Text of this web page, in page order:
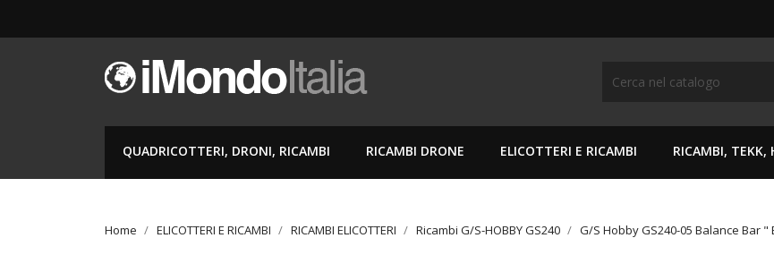
QUADRICOTTERI, DRONI, RICAMBI RICAMBI DRONE ELICOTTERI E RICAMBI RICAMBI, TEKK,
Home ELICOTTERI E RICAMBI RICAMBI ELICOTTERI Ricambi G/S-HOBBY GS240 G/S Hobby GS240-05 Balance Bar